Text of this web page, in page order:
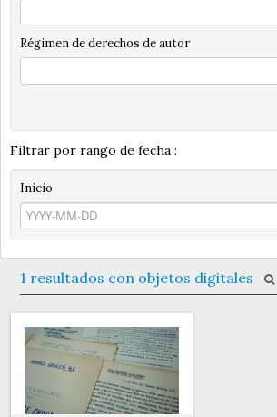
Régimen de derechos de autor
Filtrar por rango de fecha :
Inicio
1 resultados con objetos digitales